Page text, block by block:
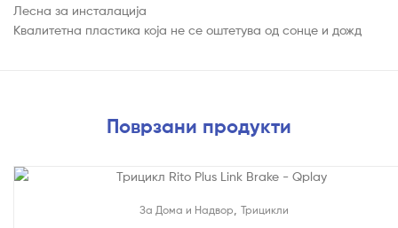
Лесна за инсталација
Квалитетна пластика која не се оштетува од сонце и дожд
Поврзани продукти
За Дома и Надвор Трицикли